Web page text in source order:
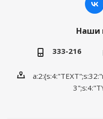
Наши
333-216